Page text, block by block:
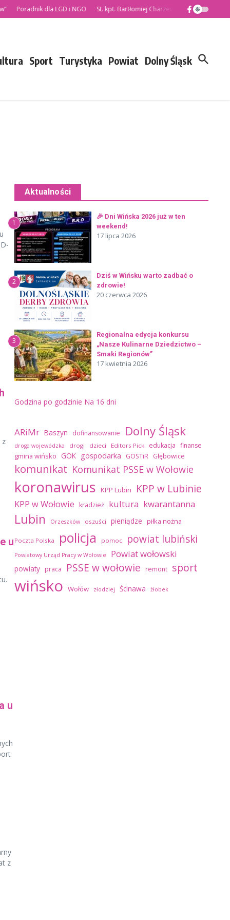
Poradnik dla LGD i NGO St. kpt. Bartłomiej Charzewski nowym
Sport Turystyka Powiat Dolny Śląsk
z
u
u
z
Aktualności
1
🎉 Dni Wińska 2026 już w ten
weekend!
17 lipca 2026
2
Dziś w Wińsku warto zadbać o
zdrowie!
20 czerwca 2026
3
Regionalna edycja konkursu
„Nasze Kulinarne Dziedzictwo –
Smaki Regionów”
17 kwietnia 2026
Godzina po godzinie Na 16 dni
ARiMr Baszyn dofinansowanie Dolny Śląsk
droga wojewódzka drogi dzieci Editors Pick edukacja finanse
gmina wińsko GOK gospodarka GOSTiR Głębowice
komunikat Komunikat PSSE w Wołowie
koronawirus KPP Lubin KPP w Lubinie
KPP w Wołowie kradzież kultura kwarantanna
Lubin Orzeszków oszuści pieniądze piłka nożna
Poczta Polska policja pomoc powiat lubiński
Powiatowy Urząd Pracy w Wołowie Powiat wołowski
powiaty praca PSSE w wołowie remont sport
wińsko Wołów złodziej Ścinawa żłobek